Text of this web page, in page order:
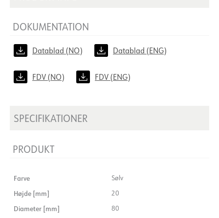
DOKUMENTATION
Datablad (NO) Datablad (ENG)
FDV (NO) FDV (ENG)
SPECIFIKATIONER
PRODUKT
Farve Sølv
Højde [mm] 20
Diameter [mm] 80